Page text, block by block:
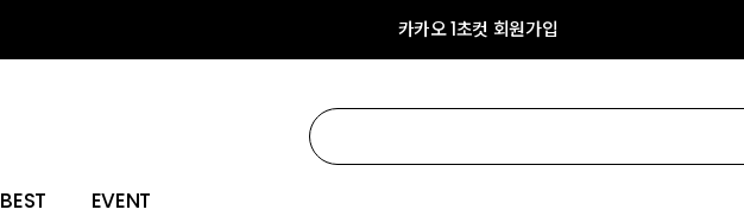
카카오 1초컷 회원가입
BEST EVENT